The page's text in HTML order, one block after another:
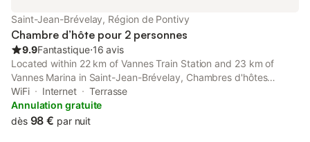
Saint-Jean-Brévelay, Région de Pontivy
Chambre d’hôte pour 2 personnes
9.9Fantastique⋅16 avis
Located within 22 km of Vannes Train Station and 23 km of
Vannes Marina in Saint-Jean-Brévelay, Chambres d'hôtes
Kersonan provides accommodation with seating area. This
property offers access to a terrace, free private parking and
free WiFi.
WiFi Internet
Terrasse
Annulation gratuite
dès 98 € par nuit